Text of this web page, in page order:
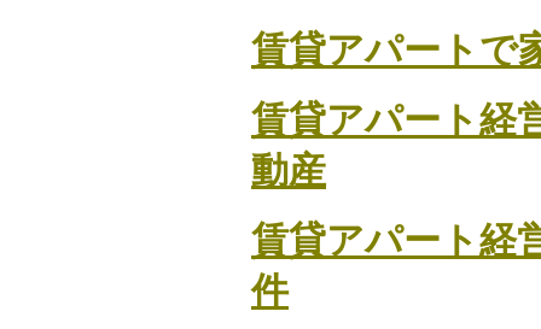
賃貸アパートで
賃貸アパート経
動産
賃貸アパート経
件